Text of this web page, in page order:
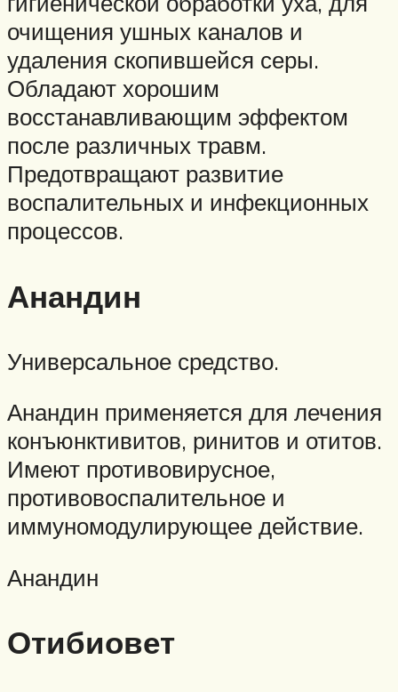
очищения ушных каналов и
удаления скопившейся серы.
Обладают хорошим
восстанавливающим эффектом
после различных травм.
Предотвращают развитие
воспалительных и инфекционных
процессов.
Анандин
Универсальное средство.
Анандин применяется для лечения
конъюнктивитов, ринитов и отитов.
Имеют противовирусное,
противовоспалительное и
иммуномодулирующее действие.
Анандин
Отибиовет